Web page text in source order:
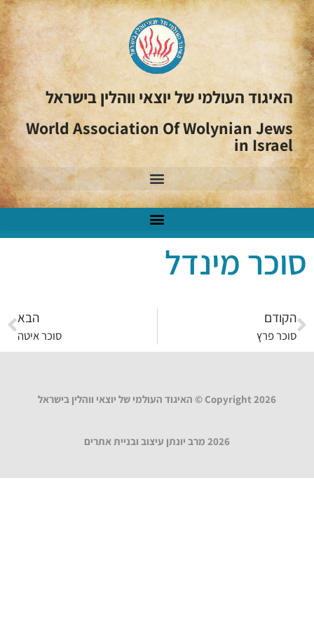
האיגוד העולמי של יוצאי ווהלין בישראל
World Association Of Wolynian Jews
in Israel
סוכר מינדל
הקודם
סוכר פרץ
הבא
סוכר איטה
Copyright 2026 © האיגוד העולמי של יוצאי ווהלין בישראל
2026 מרב יונתן עיצוב ובניית אתרים